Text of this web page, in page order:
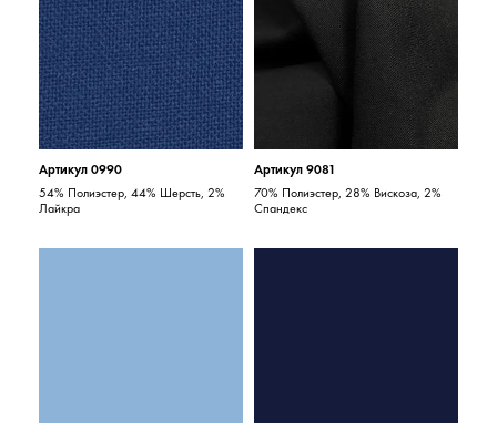
Артикул 0990
54% Полиэстер, 44% Шерсть, 2%
Лайкра
Артикул 9081
70% Полиэстер, 28% Вискоза, 2%
Спандекс